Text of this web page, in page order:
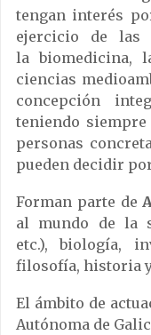
tengan interés
ejercicio de las
la biomedicina,
ciencias
concepción
teniendo
personas
pueden decidir
Forman parte de
al mundo de la
etc.), biología,
filosofía, historia
El ámbito de
Autónoma de